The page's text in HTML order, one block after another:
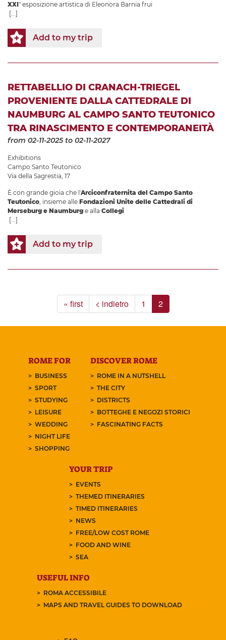
XXI" esposizione artistica di Eleonora Barnia frui
[...]
Add to my trip
RETTABELLIO DI CRANACH-TRIEGEL
PROVENIENTE DALLA CATTEDRALE DI
NAUMBURG AL CAMPO SANTO TEUTONICO
TRA RINASCIMENTO E CONTEMPORANEITÀ
from 02-11-2025to 02-11-2027
Exhibitions
Campo Santo Teutonico
Via della Sagrestia, 17
È con grande gioia che l'Arciconfraternita del Campo Santo
Teutonico, insieme alle Fondazioni Unite delle Cattedrali di
Merseburg e Naumburg e alla Collegi
[...]
Add to my trip
« first < indietro 1 2
ROME FOR
BUSINESS
SPORT
STUDYING
LEISURE
WEDDING
NIGHT LIFE
SHOPPING
DISCOVER ROME
ROME IN A NUTSHELL
THE CITY
DISTRICTS
BOTTEGHE E NEGOZI STORICI
FASCINATING FACTS
YOUR TRIP
EVENTS
THEMED ITINERARIES
TIMED ITINERARIES
NEWS
FREE/LOW COST ROME
FOOD AND WINE
SEA
USEFUL INFO
ROMA ACCESSIBILE
MAPS AND TRAVEL GUIDES TO DOWNLOAD